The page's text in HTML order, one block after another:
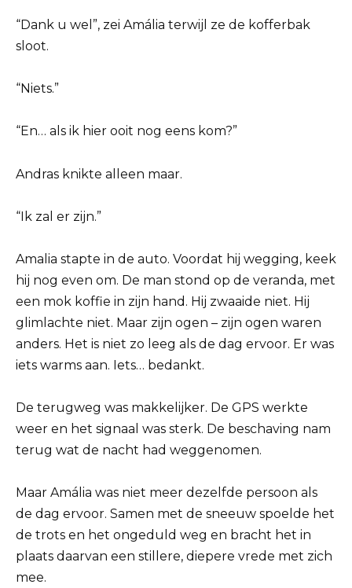
“Dank u wel”, zei Amália terwijl ze de kofferbak
sloot.
“Niets.”
“En… als ik hier ooit nog eens kom?”
Andras knikte alleen maar.
“Ik zal er zijn.”
Amalia stapte in de auto. Voordat hij wegging, keek
hij nog even om. De man stond op de veranda, met
een mok koffie in zijn hand. Hij zwaaide niet. Hij
glimlachte niet. Maar zijn ogen – zijn ogen waren
anders. Het is niet zo leeg als de dag ervoor. Er was
iets warms aan. Iets… bedankt.
De terugweg was makkelijker. De GPS werkte
weer en het signaal was sterk. De beschaving nam
terug wat de nacht had weggenomen.
Maar Amália was niet meer dezelfde persoon als
de dag ervoor. Samen met de sneeuw spoelde het
de trots en het ongeduld weg en bracht het in
plaats daarvan een stillere, diepere vrede met zich
mee.